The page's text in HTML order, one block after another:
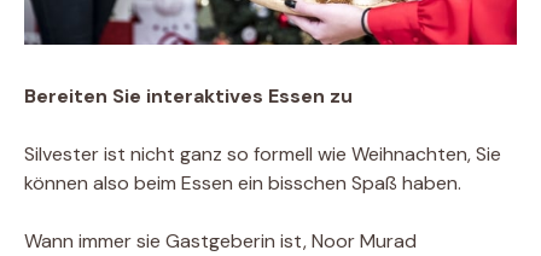
Bereiten Sie interaktives Essen zu
Silvester ist nicht ganz so formell wie Weihnachten, Sie
können also beim Essen ein bisschen Spaß haben.
Wann immer sie Gastgeberin ist, Noor Murad